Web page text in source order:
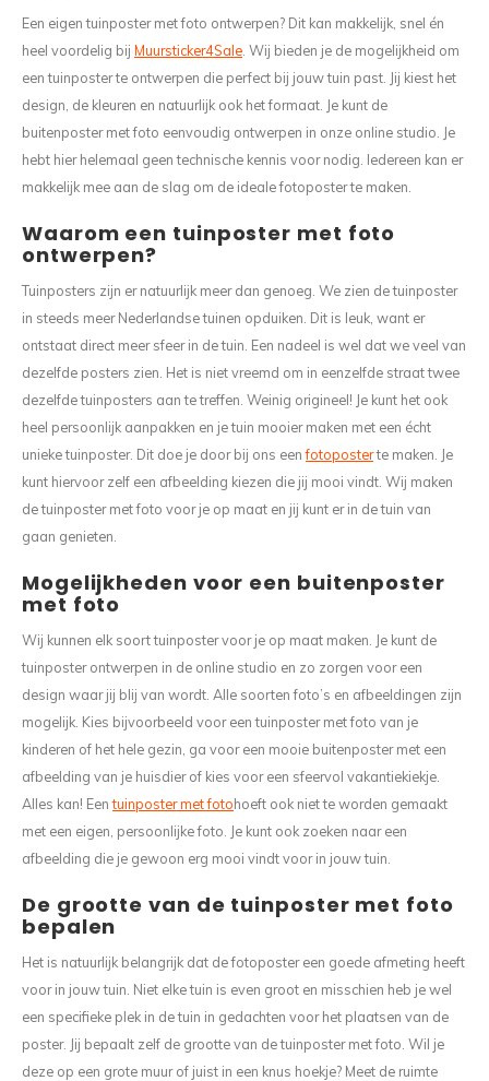
Wasruimte muurstickers
Steden
Tuin
Raamfolie bloemen
Auto raamfolie
Zonwerende folie
Welkom thuis
Bedrijven
Trapstickers
Tuinposter
Een eigen tuinposter met foto ontwerpen? Dit kan makkelijk, snel én
heel voordelig bij Muursticker4Sale . Wij bieden je de mogelijkheid om
een tuinposter te ontwerpen die perfect bij jouw tuin past. Jij kiest het
design, de kleuren en natuurlijk ook het formaat. Je kunt de
buitenposter met foto eenvoudig ontwerpen in onze online studio. Je
hebt hier helemaal geen technische kennis voor nodig. Iedereen kan er
makkelijk mee aan de slag om de ideale fotoposter te maken.
Waarom een tuinposter met foto
ontwerpen?
Tuinposters zijn er natuurlijk meer dan genoeg. We zien de tuinposter
in steeds meer Nederlandse tuinen opduiken. Dit is leuk, want er
ontstaat direct meer sfeer in de tuin. Een nadeel is wel dat we veel van
dezelfde posters zien. Het is niet vreemd om in eenzelfde straat twee
dezelfde tuinposters aan te treffen. Weinig origineel! Je kunt het ook
heel persoonlijk aanpakken en je tuin mooier maken met een écht
unieke tuinposter. Dit doe je door bij ons eenfotoposterte maken. Je
kunt hiervoor zelf een afbeelding kiezen die jij mooi vindt. Wij maken
de tuinposter met foto voor je op maat en jij kunt er in de tuin van
gaan genieten.
Mogelijkheden voor een buitenposter
met foto
Wij kunnen elk soort tuinposter voor je op maat maken. Je kunt de
tuinposter ontwerpen in de online studio en zo zorgen voor een
design waar jij blij van wordt. Alle soorten foto’s en afbeeldingen zijn
mogelijk. Kies bijvoorbeeld voor een tuinposter met foto van je
kinderen of het hele gezin, ga voor een mooie buitenposter met een
afbeelding van je huisdier of kies voor een sfeervol vakantiekiekje.
Alles kan! Eentuinposter met fotohoeft ook niet te worden gemaakt
met een eigen, persoonlijke foto. Je kunt ook zoeken naar een
afbeelding die je gewoon erg mooi vindt voor in jouw tuin.
De grootte van de tuinposter met foto
bepalen
Het is natuurlijk belangrijk dat de fotoposter een goede afmeting heeft
voor in jouw tuin. Niet elke tuin is even groot en misschien heb je wel
een specifieke plek in de tuin in gedachten voor het plaatsen van de
poster. Jij bepaalt zelf de grootte van de tuinposter met foto. Wil je
deze op een grote muur of juist in een knus hoekje? Meet de ruimte